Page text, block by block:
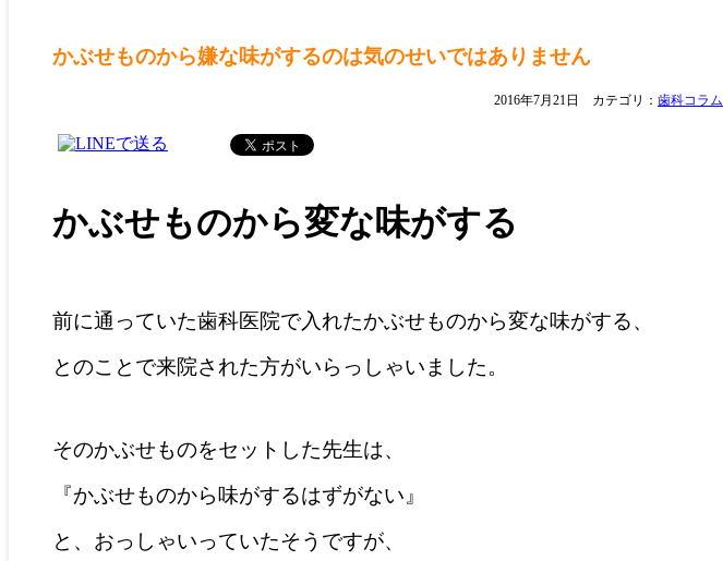
かぶせものから嫌な味がするのは気のせいではありません
2016年7月21日 カテゴリ： 歯科コラム
かぶせものから変な味がする
前に通っていた歯科医院で入れたかぶせものから変な味がする、
とのことで来院された方がいらっしゃいました。
そのかぶせものをセットした先生は、
『かぶせものから味がするはずがない』
と、おっしゃいっていたそうですが、